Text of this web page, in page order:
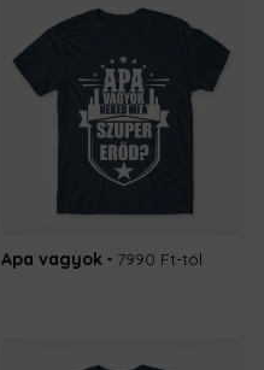
Apa vagyok 7990 Ft-tól